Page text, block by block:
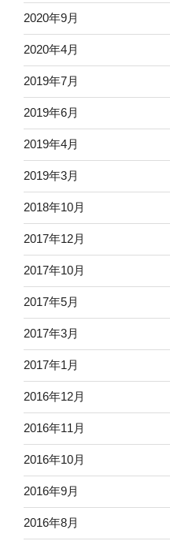
2020年9月
2020年4月
2019年7月
2019年6月
2019年4月
2019年3月
2018年10月
2017年12月
2017年10月
2017年5月
2017年3月
2017年1月
2016年12月
2016年11月
2016年10月
2016年9月
2016年8月